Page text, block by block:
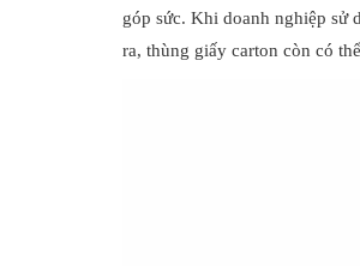
góp sức. Khi doanh nghiệp sử
ra, thùng giấy carton còn có